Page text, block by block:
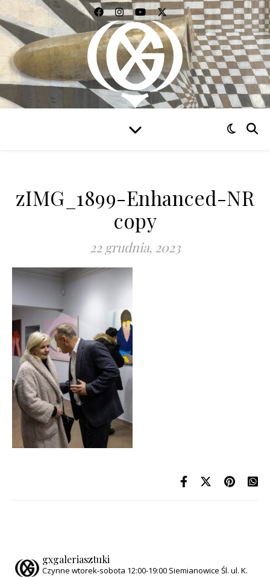
WIDZIEĆ WSZYSTKO
zIMG_1899-Enhanced-NR
copy
22 grudnia, 2023
gxgaleriasztuki
Czynne wtorek-sobota 12:00-19:00 Siemianowice Śl. ul. K.